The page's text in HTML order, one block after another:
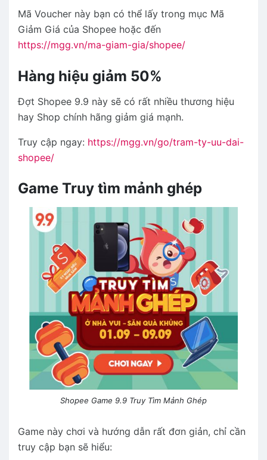
Mã Voucher này bạn có thể lấy trong mục Mã
Giảm Giá của Shopee hoặc đến
https://mgg.vn/ma-giam-gia/shopee/
Hàng hiệu giảm 50%
Đợt Shopee 9.9 này sẽ có rất nhiều thương hiệu
hay Shop chính hãng giảm giá mạnh.
Truy cập ngay: https://mgg.vn/go/tram-ty-uu-dai-
shopee/
Game Truy tìm mảnh ghép
Shopee Game 9.9 Truy Tìm Mảnh Ghép
Game này chơi và hướng dẫn rất đơn giản, chỉ cần
truy cập bạn sẽ hiểu: